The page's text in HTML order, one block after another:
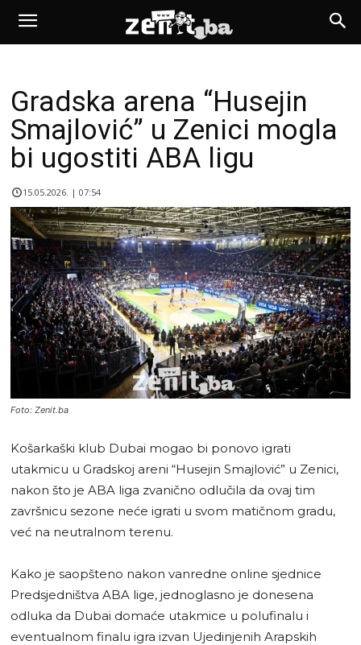
Gradska arena “Husejin
Smajlović” u Zenici mogla
bi ugostiti ABA ligu
15.05.2026. | 07:54
Foto: Zenit.ba
Košarkaški klub Dubai mogao bi ponovo igrati
utakmicu u Gradskoj areni “Husejin Smajlović” u Zenici,
nakon što je ABA liga zvanično odlučila da ovaj tim
završnicu sezone neće igrati u svom matičnom gradu,
već na neutralnom terenu.
Kako je saopšteno nakon vanredne online sjednice
Predsjedništva ABA lige, jednoglasno je donesena
odluka da Dubai domaće utakmice u polufinalu i
eventualnom finalu igra izvan Ujedinjenih Arapskih